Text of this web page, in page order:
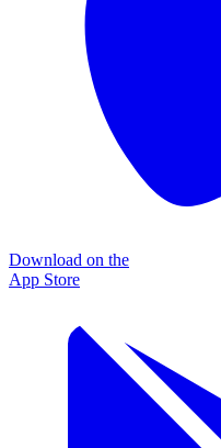
Download on the
App Store